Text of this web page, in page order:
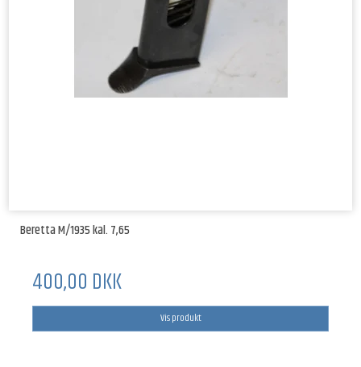
Beretta M/1935 kal. 7,65
400,00 DKK
Vis produkt